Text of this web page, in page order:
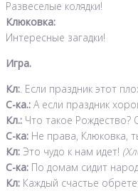
Развеселые колядки!
Клюковка:
Интересные загадки!
Игра.
Кл:. Если праздник этот
С-ка.: А если праздник
Кл.: Что такое Рождество?
С-ка: Не права, Клюковка,
Кл: Это чудо к нам идет!
С-ка: По домам сидит
Кл: Каждый счастье